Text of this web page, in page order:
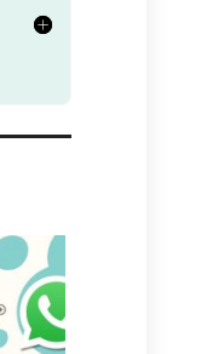
esigenze e le
medio, al
prodotti e
proattivo.
più